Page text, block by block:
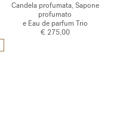
Candela profumata, Sapone
profumato
e Eau de parfum Trio
€ 275,00